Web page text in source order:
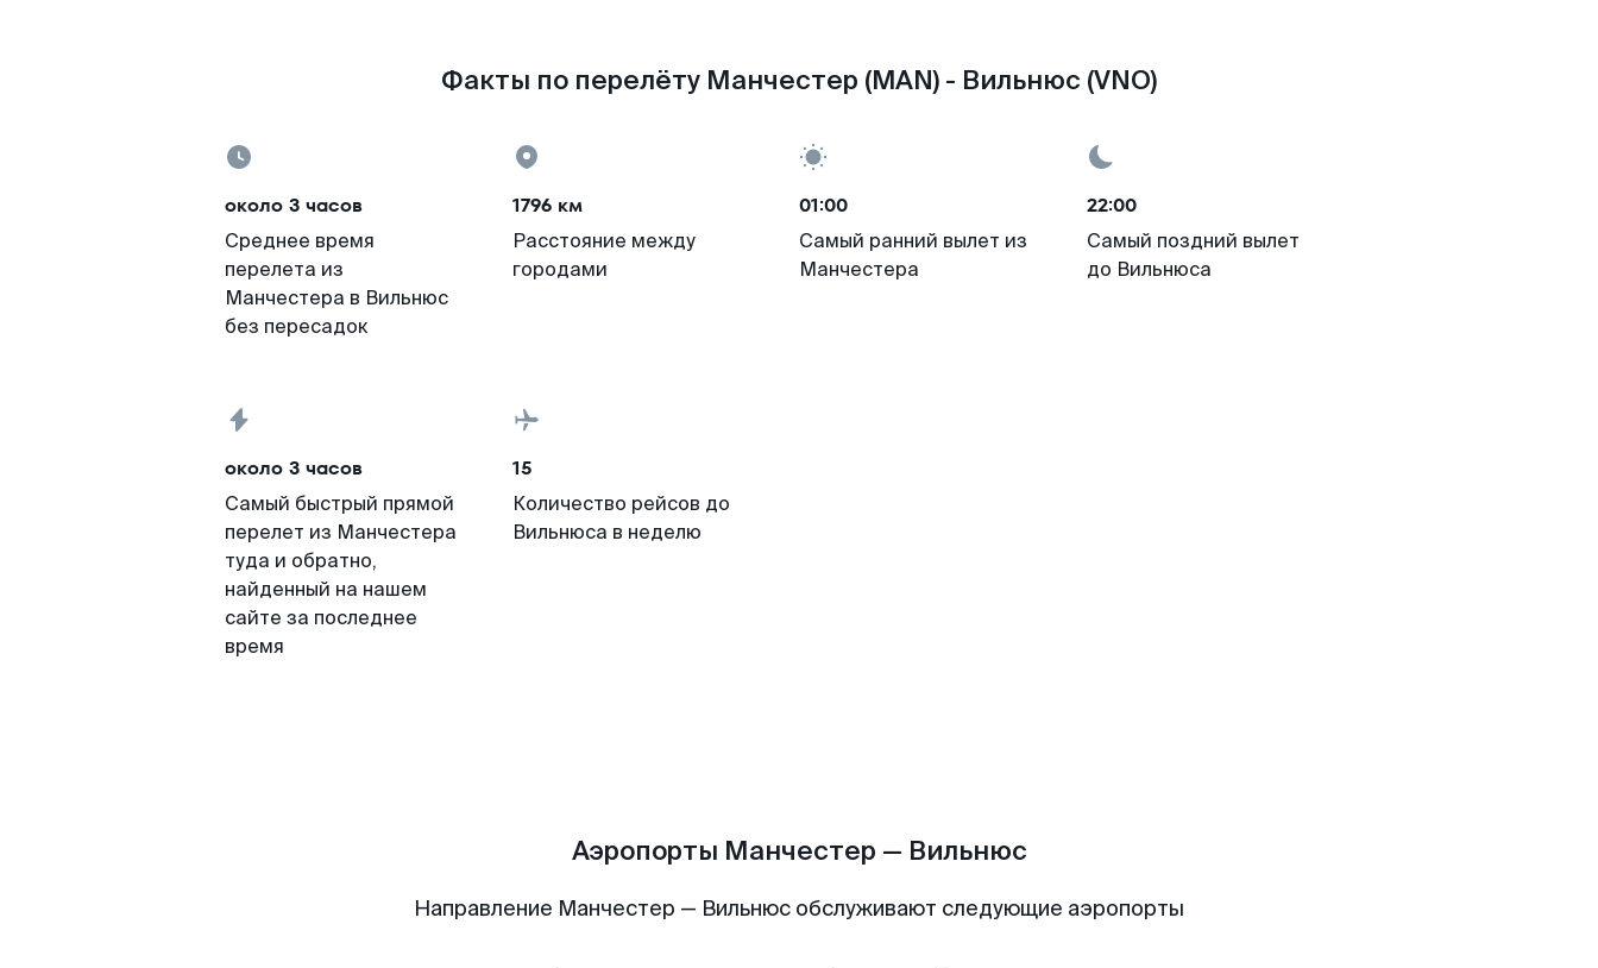
Факты по перелёту Манчестер (MAN) - Вильнюс (VNO)
около 3 часов
Среднее время
перелета из
Манчестера в Вильнюс
без пересадок
1796 км
Расстояние между
городами
01:00
Самый ранний вылет из
Манчестера
22:00
Самый поздний вылет
до Вильнюса
около 3 часов
Самый быстрый прямой
перелет из Манчестера
туда и обратно,
найденный на нашем
сайте за последнее
время
15
Количество рейсов до
Вильнюса в неделю
Аэропорты Манчестер — Вильнюс
Направление Манчестер — Вильнюс обслуживают следующие аэропорты